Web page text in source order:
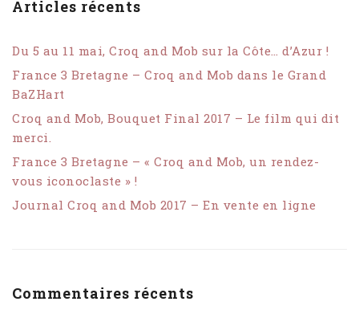
Articles récents
Du 5 au 11 mai, Croq and Mob sur la Côte… d’Azur !
France 3 Bretagne – Croq and Mob dans le Grand
BaZHart
Croq and Mob, Bouquet Final 2017 – Le film qui dit
merci.
France 3 Bretagne – « Croq and Mob, un rendez-
vous iconoclaste » !
Journal Croq and Mob 2017 – En vente en ligne
Commentaires récents